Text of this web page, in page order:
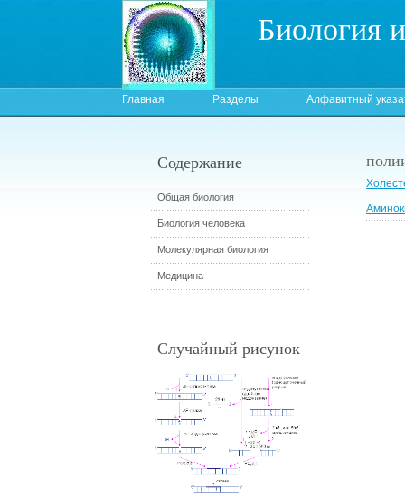
Биология
Главная Разделы Алфавитный
Содержание
Общая биология
Биология человека
Молекулярная биология
Медицина
Случайный рисунок